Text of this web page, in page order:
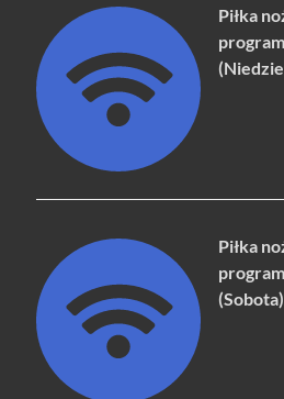
Piłka
Piłka